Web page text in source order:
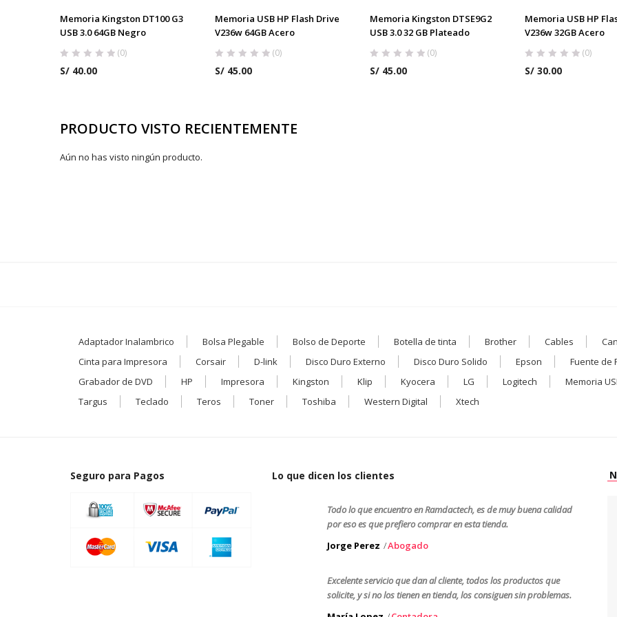
Memoria Kingston DT100 G3
USB 3.0 64GB Negro
(0)
S/ 40.00
Memoria USB HP Flash Drive
V236w 64GB Acero
(0)
S/ 45.00
Memoria Kingston DTSE9G2
USB 3.0 32 GB Plateado
(0)
S/ 45.00
Memoria USB HP
V236w 32GB Acero
(0)
S/ 30.00
PRODUCTO VISTO RECIENTEMENTE
Aún no has visto ningún producto.
Adaptador Inalambrico Bolsa Plegable Bolso de Deporte Botella de tinta Brother Cables
Cinta para Impresora
Corsair D-link Disco Duro Externo Disco Duro Solido Epson Fuente de
Grabador de DVD
HP Impresora Kingston Klip Kyocera LG Logitech Memoria
Targus
Teclado Teros Toner Toshiba Western Digital Xtech
Seguro para Pagos Lo que dicen los clientes
Todo lo que encuentro en Ramdactech, es de muy buena calidad
por eso es que prefiero comprar en esta tienda.
Jorge Perez
Abogado
Excelente servicio que dan al cliente, todos los productos que
solicite, y si no los tienen en tienda, los consiguen sin problemas.